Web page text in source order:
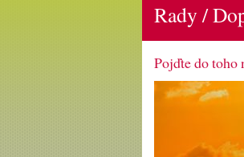
Rady /
Pojďte do toho